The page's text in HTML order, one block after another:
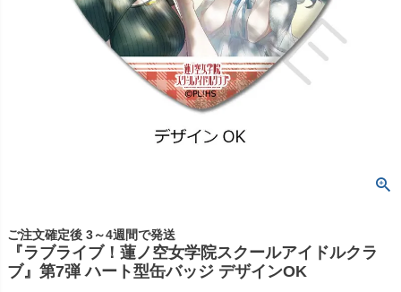
ご注文確定後 3～4週間で発送
『ラブライブ！蓮ノ空女学院スクールアイドルクラ
ブ』第7弾 ハート型缶バッジ デザインOK